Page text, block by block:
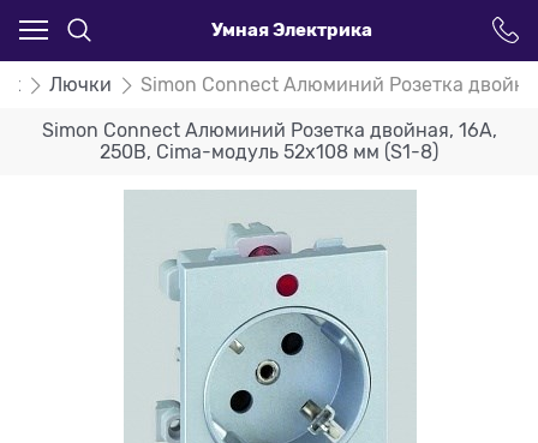
Умная Электрика
Лючки Simon Connect Алюминий Розетка
Simon Connect Алюминий Розетка двойная, 16А,
250В, Cima-модуль 52x108 мм (S1-8)